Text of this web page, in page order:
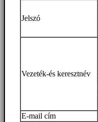
Jelszó
Vezeték-és keresztnév
E-mail cím